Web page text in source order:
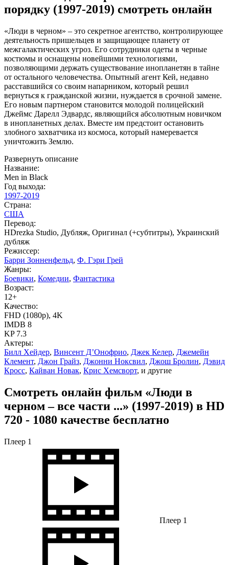
порядку (1997-2019) смотреть онлайн
«Люди в черном» – это секретное агентство, контролирующее
деятельность пришельцев и защищающее планету от
межгалактических угроз. Его сотрудники одеты в черные
костюмы и оснащены новейшими технологиями,
позволяющими держать существование инопланетян в тайне
от остального человечества. Опытный агент Кей, недавно
расставшийся со своим напарником, который решил
вернуться к гражданской жизни, нуждается в срочной замене.
Его новым партнером становится молодой полицейский
Джеймс Дарелл Эдвардс, являющийся абсолютным новичком
в инопланетных делах. Вместе им предстоит остановить
злобного захватчика из космоса, который намеревается
уничтожить Землю.
Развернуть описание
Название:
Men in Black
Год выхода:
1997-2019
Страна:
США
Перевод:
HDrezka Studio, Дубляж, Оригинал (+субтитры), Украинский
дубляж
Режиссер:
Барри Зонненфельд, Ф. Гэри Грей
Жанры:
Боевики, Комедии, Фантастика
Возраст:
12+
Качество:
FHD (1080p), 4K
IMDB 8
KP7.3
Актеры:
Билл Хейдер, Винсент Д’Онофрио, Джек Келер, Джемейн
Клемент, Джон Грайз, Джонни Ноксвил, Джош Бролин, Дэвид
Кросс, Кайван Новак, Крис Хемсворт, и другие
Смотреть онлайн фильм «Люди в
черном – все части ...» (1997-2019) в HD
720 - 1080 качестве бесплатно
Плеер 1
Плеер 1